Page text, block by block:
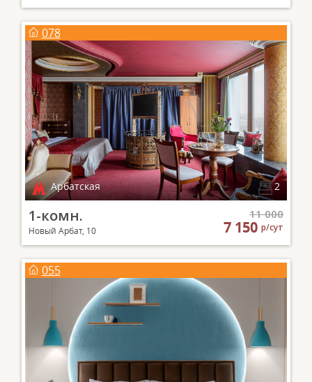
078
Арбатская 2
1-комн.
Новый Арбат, 10
11 000
7 150р/сут
055